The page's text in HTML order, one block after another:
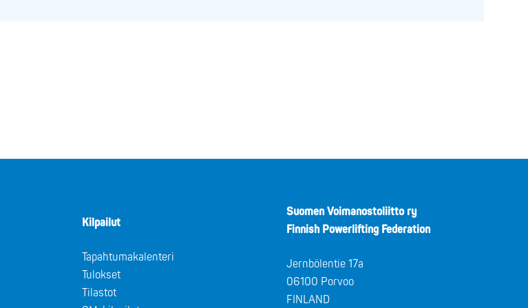
Kilpailut
Tapahtumakalenteri
Tulokset
Tilastot
Suomen Voimanostoliitto ry
Finnish Powerlifting Federation
Jernbölentie 17a
06100 Porvoo
FINLAND